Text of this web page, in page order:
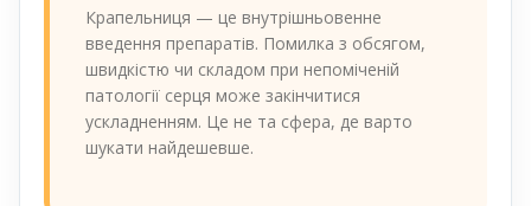
Крапельниця — це внутрішньовенне
введення препаратів. Помилка з обсягом,
швидкістю чи складом при непоміченій
патології серця може закінчитися
ускладненням. Це не та сфера, де варто
шукати найдешевше.